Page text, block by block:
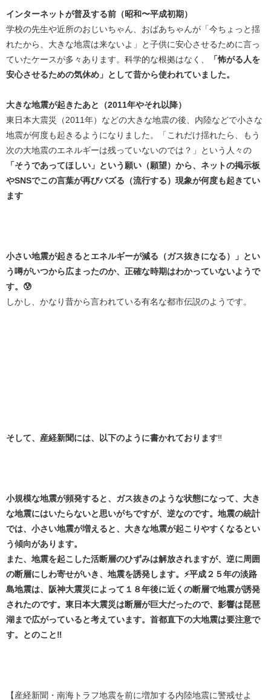
インターネットが普及する前（昭和〜平成初期）
学校の先生や近所のおじいちゃん、おばあちゃんが「今ちょっと揺
れたから、大きな地震は来ないよ」と子供に安心させるために言っ
ていたケースが多々あります。科学的な根拠はなく、
「怖がる人を
安心させるための気休め」として昔から使われていました。
大きな地震が起きたあと（2011年やそれ以降）
東日本大震災（2011年）などの大きな地震の後、内陸などで小さな
地震が何度も起きるようになりました。「これだけ揺れたら、もう
次の大地震のエネルギーは残っていないのでは？」という人々の
「そうであってほしい」という願い（願望）から、ネットの掲示板
やSNSでこの言葉が再びバズる（流行する）現象が何度も起きてい
ます
小さい地震が起きるとエネルギーが減る（ガス抜きになる）」とい
う噂がいつから広まったのか、正確な時期はわかっていないようで
す。😰
しかし、かなり昔から言われている有名な都市伝説のようです。
そして、産経新聞には、以下のように書かれております‼️
小規模な地震が頻発すると、ガス抜きのような状態になって、大き
な地震にはいたらないと思いがちですが、逆なのです。地震の統計
では、小さい地震が増えると、大きな地震が起こりやすくなるとい
う傾向があります。
また、地震を起こした活断層のひずみは解放されますが、逆に周囲
の断層にしわ寄せがいき、地震を誘発します。⚡平成２５年の淡路
島地震は、阪神大震災によって１８年後に近くの断層で地震が誘発
されたのです。東日本大震災は断層が巨大だったので、影響は琵琶
湖まで広がっていると考えています。首都直下の大地震は要注意で
す。とのこと‼️
【産経新聞・南海トラフ地震を前に増加する内陸地震に警戒せよ